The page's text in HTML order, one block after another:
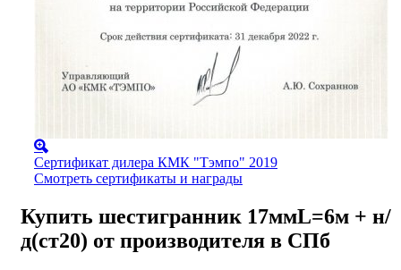
Сертификат дилера КМК "Тэмпо" 2019
Смотреть сертификаты и награды
Купить шестигранник 17ммL=6м + н/
д(ст20) от производителя в СПб